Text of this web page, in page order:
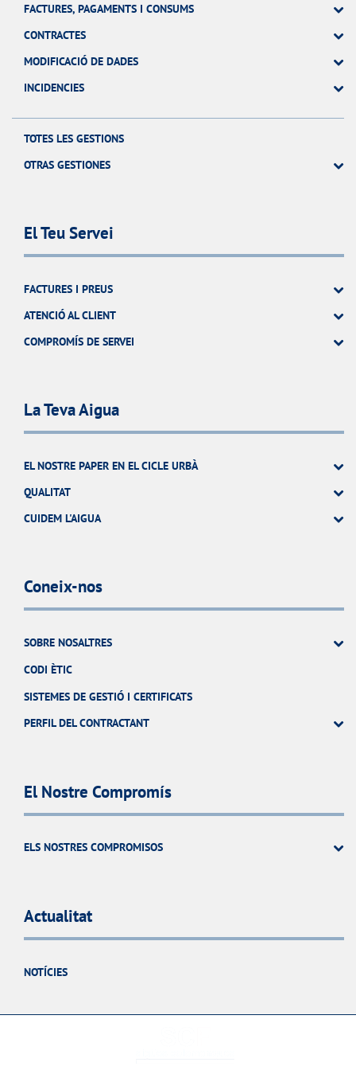
FACTURES, PAGAMENTS I CONSUMS
CONTRACTES
MODIFICACIÓ DE DADES
INCIDENCIES
TOTES LES GESTIONS
OTRAS GESTIONES
El Teu Servei
FACTURES I PREUS
ATENCIÓ AL CLIENT
COMPROMÍS DE SERVEI
La Teva Aigua
EL NOSTRE PAPER EN EL CICLE URBÀ
QUALITAT
CUIDEM L'AIGUA
Coneix-nos
SOBRE NOSALTRES
CODI ÈTIC
SISTEMES DE GESTIÓ I CERTIFICATS
PERFIL DEL CONTRACTANT
El Nostre Compromís
ELS NOSTRES COMPROMISOS
Actualitat
NOTÍCIES